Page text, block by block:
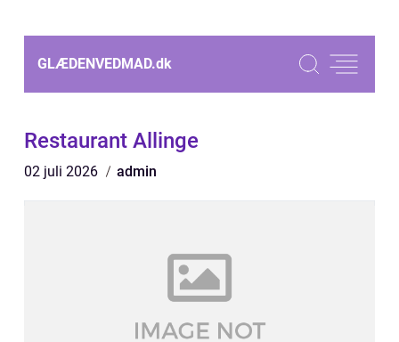
GLÆDENVEDMAD.dk
Restaurant Allinge
02 juli 2026 admin